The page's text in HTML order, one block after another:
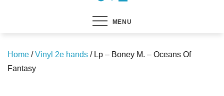
MENU
Home /Vinyl 2e hands / Lp – Boney M. – Oceans Of
Fantasy